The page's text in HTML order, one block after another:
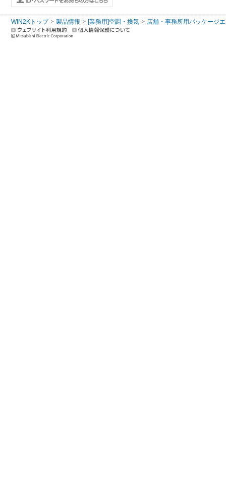
WIN2Kトップ 製品情報 [業務用]空調・換気 店舗・事務所用パッケージ